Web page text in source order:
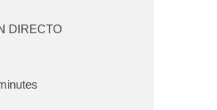
DIRECTO